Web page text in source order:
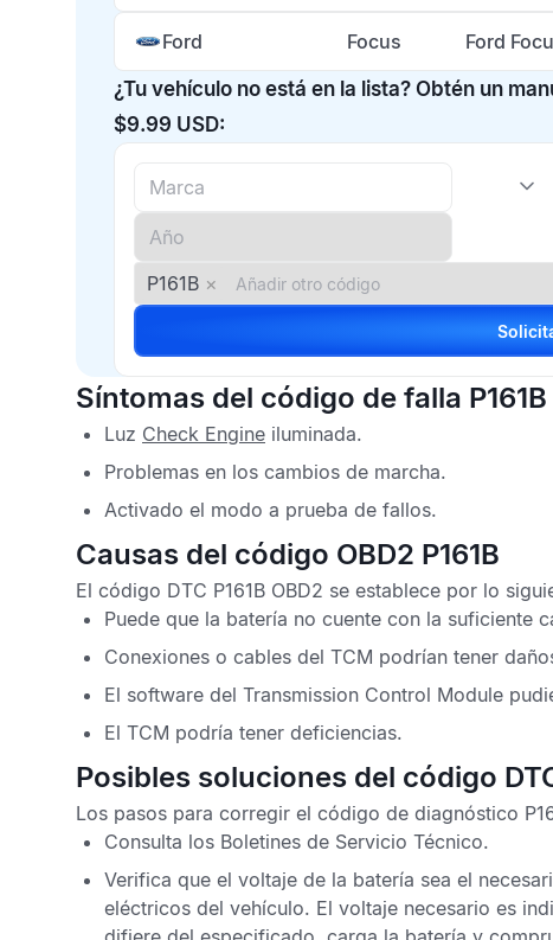
Ford Focus Ford
¿Tu vehículo no está en la lista? Obtén un
$9.99 USD:
P161B ×
Síntomas del código de falla P161B
Luz Check Engine iluminada.
Problemas en los cambios de marcha.
Activado el modo a prueba de fallos.
Causas del código OBD2 P161B
El código DTC P161B OBD2 se establece por lo
Puede que la batería no cuente con la suficiente
Conexiones o cables del TCM podrían tener
El software del Transmission Control Module
El TCM podría tener deficiencias.
Posibles soluciones del código
Los pasos para corregir el código de diagnóstico
Consulta los Boletines de Servicio Técnico.
Verifica que el voltaje de la batería sea el
eléctricos del vehículo. El voltaje necesario es